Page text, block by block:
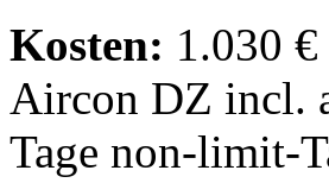
Kosten: 1.030
Aircon DZ incl.
Tage non-limit-